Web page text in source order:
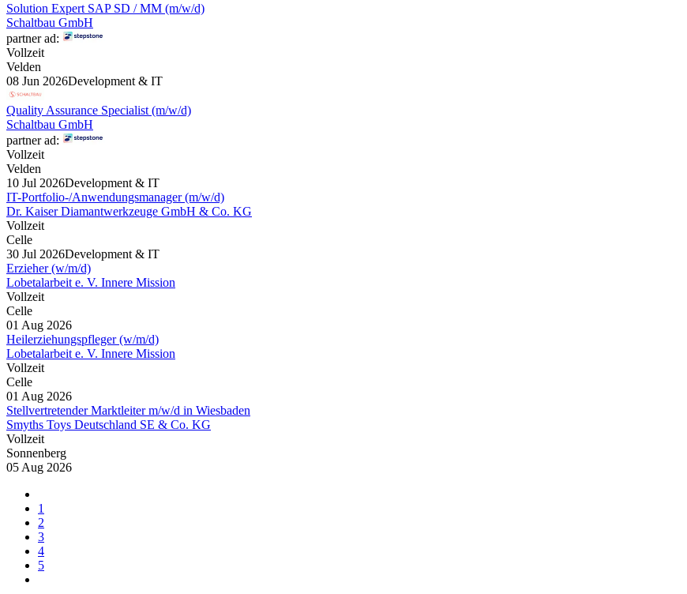
Solution Expert SAP SD / MM (m/w/d)
Schaltbau GmbH
partner ad:
Vollzeit
Velden
08 Jun 2026Development & IT
Quality Assurance Specialist (m/w/d)
Schaltbau GmbH
partner ad:
Vollzeit
Velden
10 Jul 2026Development & IT
IT-Portfolio-/Anwendungsmanager (m/w/d)
Dr. Kaiser Diamantwerkzeuge GmbH & Co. KG
Vollzeit
Celle
30 Jul 2026Development & IT
Erzieher (w/m/d)
Lobetalarbeit e. V. Innere Mission
Vollzeit
Celle
01 Aug 2026
Heilerziehungspfleger (w/m/d)
Lobetalarbeit e. V. Innere Mission
Vollzeit
Celle
01 Aug 2026
Stellvertretender Marktleiter m/w/d in Wiesbaden
Smyths Toys Deutschland SE & Co. KG
Vollzeit
Sonnenberg
05 Aug 2026
1
2
3
4
5